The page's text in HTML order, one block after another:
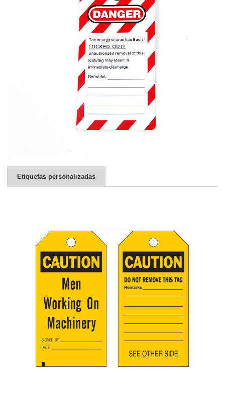
Etiquetas personalizadas